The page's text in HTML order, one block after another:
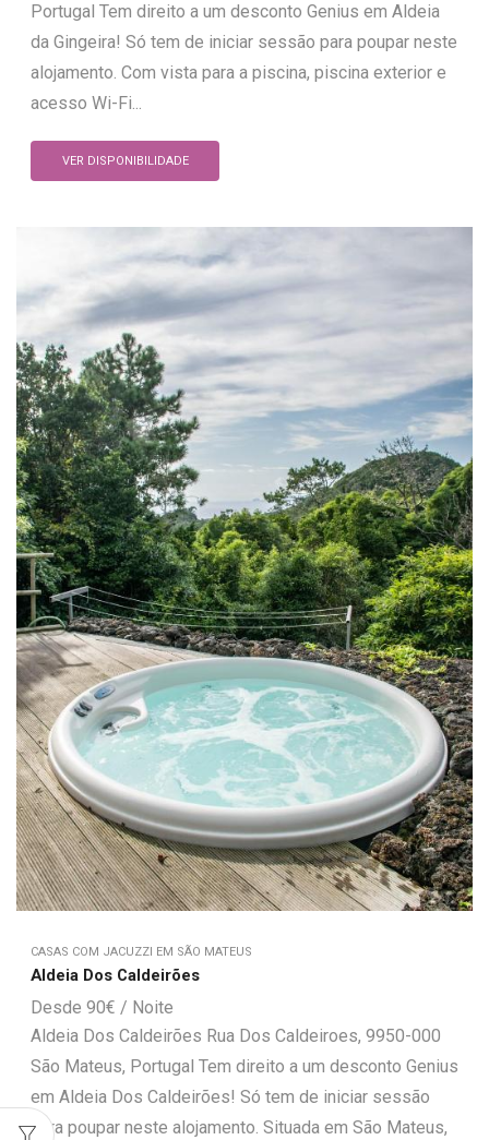
Portugal Tem direito a um desconto Genius em Aldeia
da Gingeira! Só tem de iniciar sessão para poupar neste
alojamento. Com vista para a piscina, piscina exterior e
acesso Wi-Fi...
VER DISPONIBILIDADE
CASAS COM JACUZZI EM SÃO MATEUS
Aldeia Dos Caldeirões
90€
Aldeia Dos Caldeirões Rua Dos Caldeiroes, 9950-000
São Mateus, Portugal Tem direito a um desconto Genius
em Aldeia Dos Caldeirões! Só tem de iniciar sessão
para poupar neste alojamento. Situada em São Mateus,